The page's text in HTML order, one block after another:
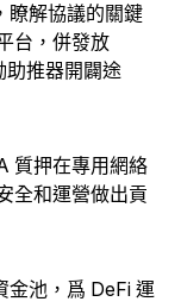
瞭解協議的關鍵
台，併發放
推器開闢途
質押在專用網絡
全和運營做出貢
金池，爲 DeFi 運